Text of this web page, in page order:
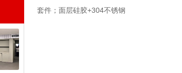
套件；面层硅胶+304不锈钢